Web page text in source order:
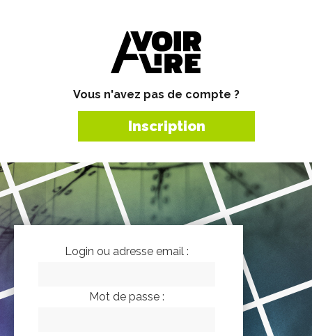
Vous n'avez pas de compte ?
Inscription
Login ou adresse email :
Mot de passe :